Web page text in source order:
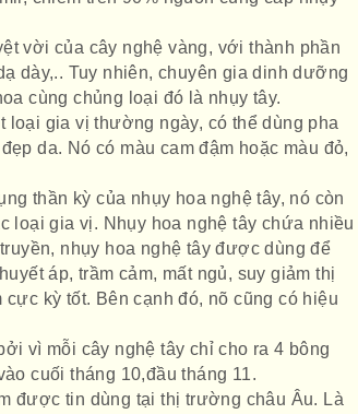
vời của cây nghệ vàng, với thành phần
dày,.. Tuy nhiên, chuyên gia dinh dưỡng
cùng chủng loại đó là nhụy tây.
gia vị thường ngày, có thể dùng pha
da. Nó có màu cam đậm hoặc màu đỏ,
thần kỳ của nhụy hoa nghệ tây, nó còn
loại gia vị. Nhụy hoa nghệ tây chứa nhiều
nhụy hoa nghệ tây được dùng để
áp, trầm cảm, mất ngủ, suy giảm thị
kỳ tốt. Bên cạnh đó, nõ cũng có hiệu
vì mỗi cây nghệ tây chỉ cho ra 4 bông
cuối tháng 10,đầu tháng 11.
được tin dùng tại thị trường châu Âu. Là